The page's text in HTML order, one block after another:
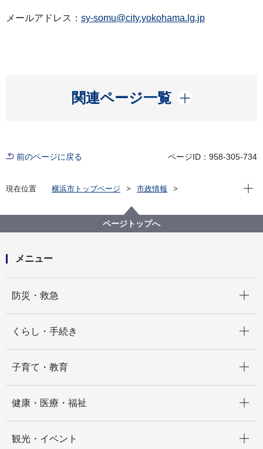
メールアドレス： sy-somu@city.yokohama.lg.jp
関連ページ一覧
開く
前のページに戻る ページID：958-305-734
現在位置 横浜市トップページ
市政情報
令和５年度消防局予算概要について
現在
ページトップへ
メニュー
防災・救急
くらし・手続き
子育て・教育
健康・医療・福祉
観光・イベント